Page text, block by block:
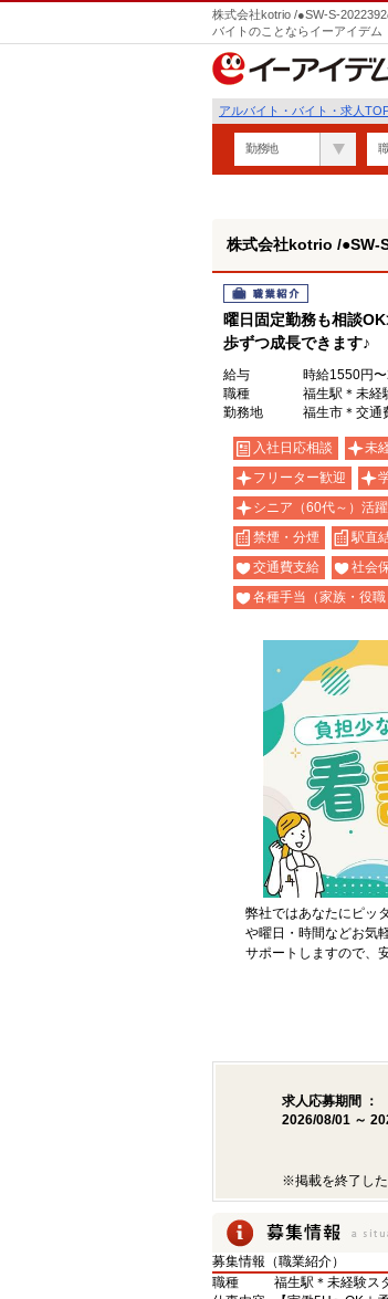
株式会社kotrio /●SW-S-
バイトのことならイーアイデム
アルバイト・バイト・求人
勤務地
株式会社kotrio /●SW-
職業紹介
曜日固定勤務も相談
歩ずつ成長できます♪
給与
時給1550円
職種
福生駅＊未経
勤務地
福生市＊交通
入社日応相談 未
フリーター歓迎
シニア（60代～）活
禁煙・分煙
駅直
交通費支給
社会
各種手当（家族・役
弊社ではあなたにピッ
や曜日・時間などお気
サポートしますので、
求人応募期間 ：
2026/08/01 ～
※掲載を終了した
募集情報（職業紹介）
職種
福生駅＊未経験ス